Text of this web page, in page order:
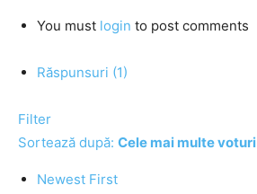
You must login to post comments
Răspunsuri (1)
Filter
Sortează după: Cele mai multe voturi
Newest First